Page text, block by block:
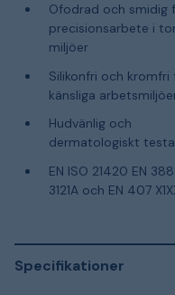
Ofodrad och smidig
precisionsarbete i
miljöer
Silikonfri och kromfri
känsliga
Hudvänlig och
dermatologiskt
EN ISO 21420 EN 388
3121A och EN 407
Specifikationer